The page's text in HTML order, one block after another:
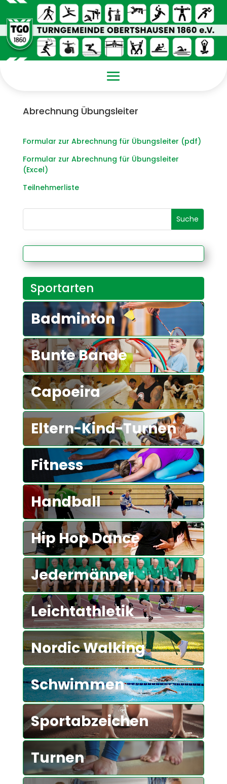
Abrechnung Übungsleiter
Formular zur Abrechnung für Übungsleiter (pdf)
Formular zur Abrechnung für Übungsleiter
(Excel)
Teilnehmerliste
Sportarten
Badminton
Bunte Bande
Capoeira
Eltern-Kind-Turnen
Fitness
Handball
Hip Hop Dance
Jedermänner
Leichtathletik
Nordic Walking
Schwimmen
Sportabzeichen
Turnen